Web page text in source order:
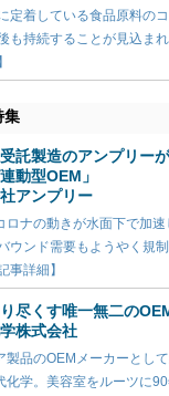
定着している食品原料の
も持続することが見込ま
集
託製造のアンプリー
動型OEM」
アンプリー
ロナの動きが水面下で加
ウンド需要もようやく規
事詳細】
尽くす唯一無二の
株式会社
製品のOEMメーカーとし
化学。美容室をルーツに